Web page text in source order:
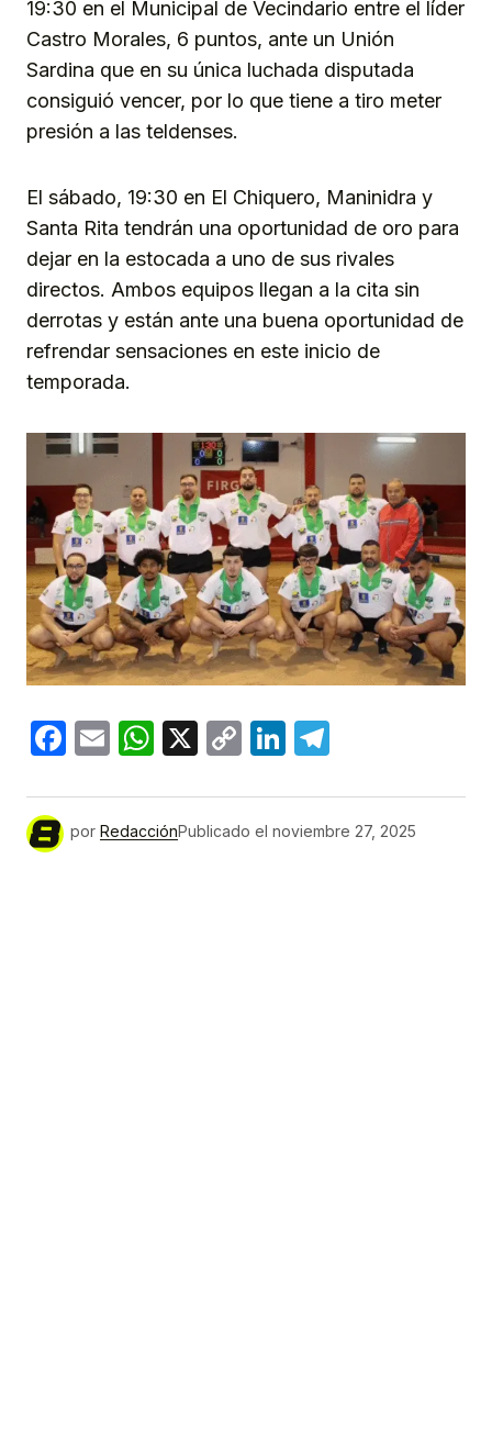
19:30 en el Municipal de Vecindario entre el líder
Castro Morales, 6 puntos, ante un Unión
Sardina que en su única luchada disputada
consiguió vencer, por lo que tiene a tiro meter
presión a las teldenses.
El sábado, 19:30 en El Chiquero, Maninidra y
Santa Rita tendrán una oportunidad de oro para
dejar en la estocada a uno de sus rivales
directos. Ambos equipos llegan a la cita sin
derrotas y están ante una buena oportunidad de
refrendar sensaciones en este inicio de
temporada.
Facebook
EmailWhatsApp
X
CopyLinkedIn
por RedacciónPublicado el noviembre 27, 2025